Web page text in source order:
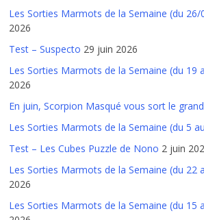
Les Sorties Marmots de la Semaine (du 26/
2026
Test – Suspecto 29 juin 2026
Les Sorties Marmots de la Semaine (du 19
2026
En juin, Scorpion Masqué vous sort le
Les Sorties Marmots de la Semaine (du 5
Test – Les Cubes Puzzle de Nono 2 juin
Les Sorties Marmots de la Semaine (du 22
2026
Les Sorties Marmots de la Semaine (du 15